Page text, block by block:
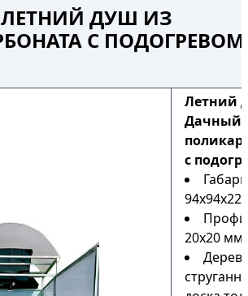
ДУШ ИЗ
С ПОДОГРЕВОМ
Летний
Дачный
с
20х20 мм